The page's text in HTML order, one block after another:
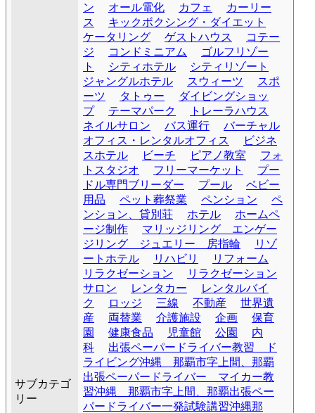
サブカテゴ
リー
ン
オール電化 カフェ
カーリー
ス
キックボクシング・ダイエット
ケータリング
ゲストハウス
コテー
ジ
コンドミニアム
ゴルフリゾー
ト
シティホテル
シティリゾート
ジャングルホテル
スウィーツ
スポ
ーツ
タトゥー
ダイビングショッ
プ
テーマパーク
トレーラハウス
ネイルサロン
バス運行
バーチャル
オフィス・レンタルオフィス
ビジネ
スホテル
ビーチ ピアノ教室
フォ
トスタジオ
フリーマーケット
プー
ドル専門ブリーダー
プール
ベビー
用品
ペット葬祭業 ペンション
ペ
ンション、貸別荘
ホテル
ホームペ
ージ制作
マリッジリング エンゲー
ジリング ジュエリー 房指輪
リゾ
ートホテル
リハビリ
リフォーム
リラクゼーション
リラクゼーション
サロン
レンタカー
レンタルバイ
ク
ロッジ 三線 不動産
世界遺
産
両替業 介護施設 企画
保育
園
健康食品 児童館 公園
内
科
出張ペーパードライバー教習 ド
ライビング沖縄 那覇市字上間、那覇
出張ペーパードライバー マイカー教
習沖縄 那覇市字上間、那覇出張ペー
パードライバー一発試験講習沖縄那